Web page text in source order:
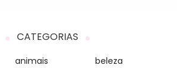
CATEGORIAS
animais
beleza